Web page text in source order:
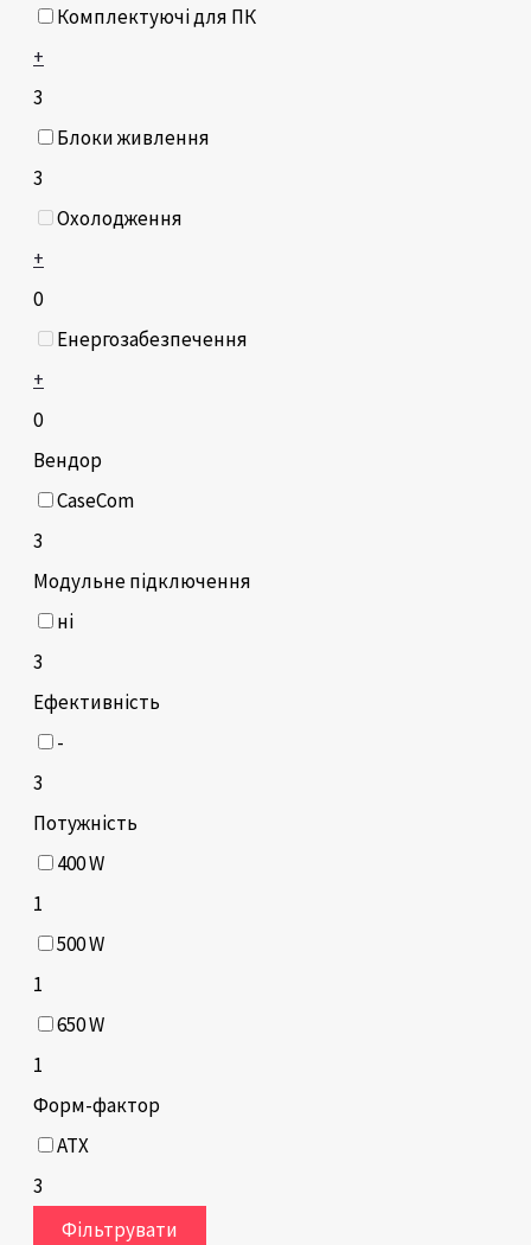
Комплектуючі для ПК
+
3
Блоки живлення
3
Охолодження
+
0
Енергозабезпечення
+
0
Вендор
CaseCom
3
Модульне підключення
ні
3
Ефективність
-
3
Потужність
400 W
1
500 W
1
650 W
1
Форм-фактор
ATX
3
Фільтрувати